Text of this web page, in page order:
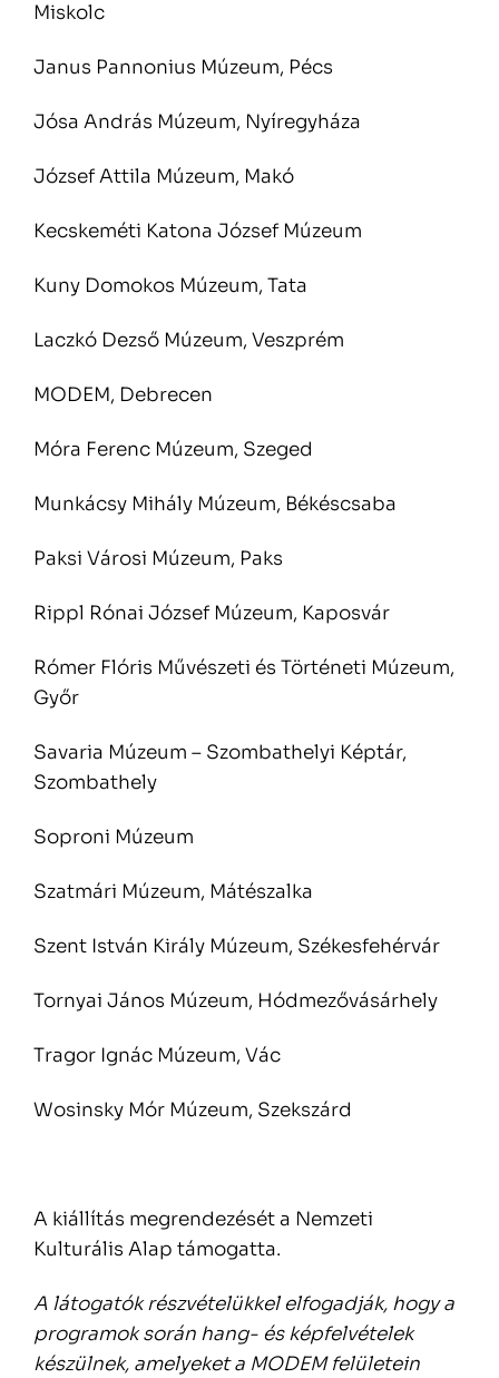
Miskolc
Janus Pannonius Múzeum, Pécs
Jósa András Múzeum, Nyíregyháza
József Attila Múzeum, Makó
Kecskeméti Katona József Múzeum
Kuny Domokos Múzeum, Tata
Laczkó Dezső Múzeum, Veszprém
MODEM, Debrecen
Móra Ferenc Múzeum, Szeged
Munkácsy Mihály Múzeum, Békéscsaba
Paksi Városi Múzeum, Paks
Rippl Rónai József Múzeum, Kaposvár
Rómer Flóris Művészeti és Történeti Múzeum,
Győr
Savaria Múzeum – Szombathelyi Képtár,
Szombathely
Soproni Múzeum
Szatmári Múzeum, Mátészalka
Szent István Király Múzeum, Székesfehérvár
Tornyai János Múzeum, Hódmezővásárhely
Tragor Ignác Múzeum, Vác
Wosinsky Mór Múzeum, Szekszárd
A kiállítás megrendezését a Nemzeti
Kulturális Alap támogatta.
A látogatók részvételükkel elfogadják, hogy a
programok során hang- és képfelvételek
készülnek, amelyeket a MODEM felületein